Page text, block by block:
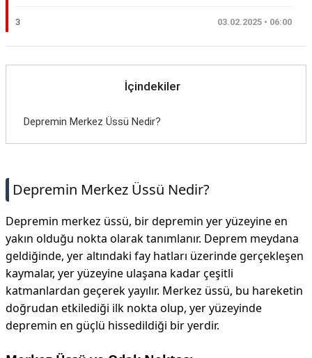
3 03.02.2025 • 06:00
İçindekiler
Depremin Merkez Üssü Nedir?
Depremin Merkez Üssü Nedir?
Depremin merkez üssü, bir depremin yer yüzeyine en
yakın olduğu nokta olarak tanımlanır. Deprem meydana
geldiğinde, yer altındaki fay hatları üzerinde gerçekleşen
kaymalar, yer yüzeyine ulaşana kadar çeşitli
katmanlardan geçerek yayılır. Merkez üssü, bu hareketin
doğrudan etkilediği ilk nokta olup, yer yüzeyinde
depremin en güçlü hissedildiği bir yerdir.